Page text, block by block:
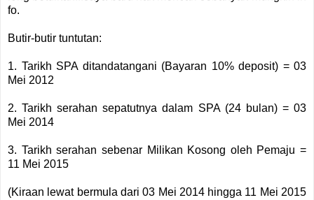
fo.
Butir-butir tuntutan:
1. Tarikh SPA ditandatangani (Bayaran 10% deposit) = 03
Mei 2012
2. Tarikh serahan sepatutnya dalam SPA (24 bulan) = 03
Mei 2014
3. Tarikh serahan sebenar Milikan Kosong oleh Pemaju =
11 Mei 2015
(Kiraan lewat bermula dari 03 Mei 2014 hingga 11 Mei 2015